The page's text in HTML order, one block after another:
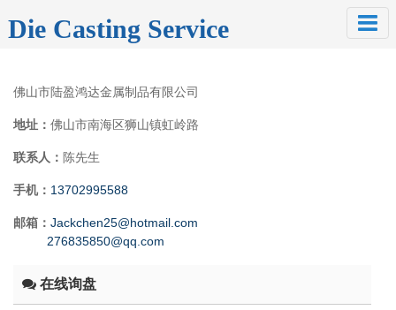
Die Casting Service
佛山市陆盈鸿达金属制品有限公司
地址： 佛山市南海区狮山镇虹岭路
联系人： 陈先生
手机： 13702995588
邮箱： Jackchen25@hotmail.com
276835850@qq.com
在线询盘